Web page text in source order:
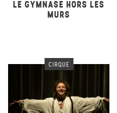
LE GYMNASE HORS LES
MURS
CIRQUE